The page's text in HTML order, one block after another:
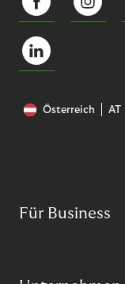
Österreich AT
Für Business